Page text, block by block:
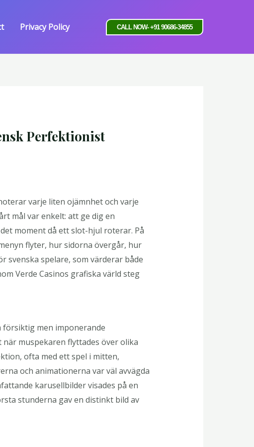
Privacy Policy CALL NOW- +91 90686-34855
Perfektionist
varje liten ojämnhet och varje
mål var enkelt: att ge dig en
moment då ett slot-hjul roterar. På
flyter, hur sidorna övergår, hur
svenska spelare, som värderar både
Verde Casinos grafiska värld steg
försiktig men imponerande
muspekaren flyttades över olika
ofta med ett spel i mitten,
och animationerna var väl avvägda
karusellbilder visades på en
stunderna gav en distinkt bild av